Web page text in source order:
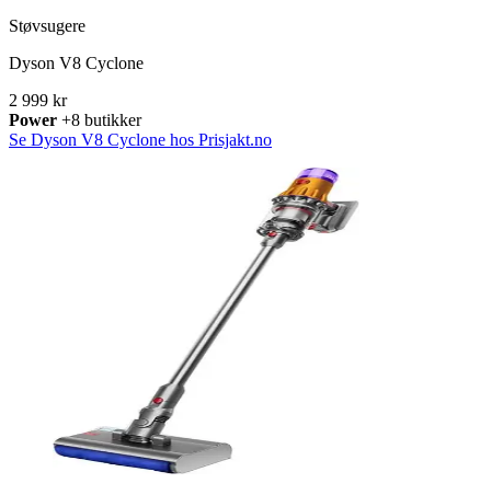
Støvsugere
Dyson V8 Cyclone
2 999 kr
Power +8 butikker
Se Dyson V8 Cyclone hos Prisjakt.no